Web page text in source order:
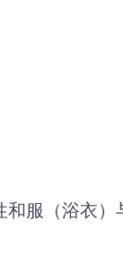
服（浴衣）